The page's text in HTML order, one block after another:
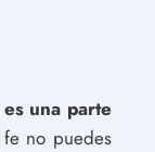
una parte
no puedes